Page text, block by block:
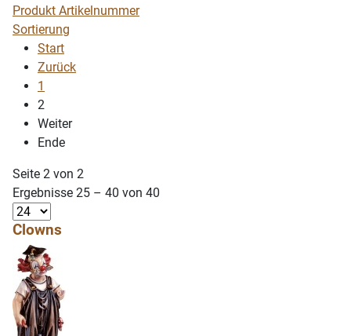
Produkt Artikelnummer
Sortierung
Start
Zurück
1
2
Weiter
Ende
Seite 2 von 2
Ergebnisse 25 – 40 von 40
Clowns